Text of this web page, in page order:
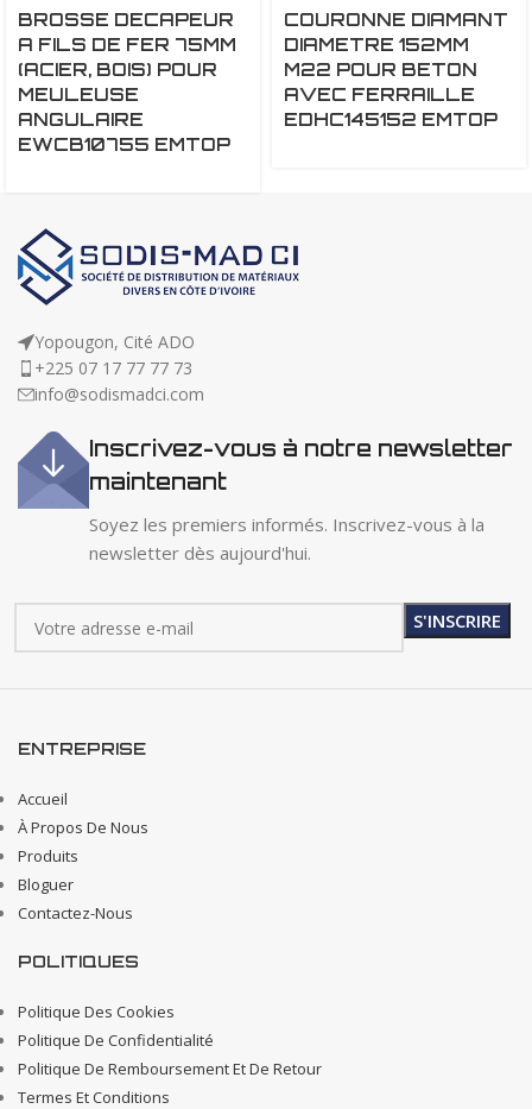
BROSSE DECAPEUR
A FILS DE FER 75MM
(ACIER, BOIS) POUR
MEULEUSE
ANGULAIRE
EWCB10755 EMTOP
COURONNE DIAMANT
DIAMETRE 152MM
M22 POUR BETON
AVEC FERRAILLE
EDHC145152 EMTOP
Yopougon, Cité ADO
+225 07 17 77 77 73
info@sodismadci.com
Inscrivez-vous à notre newsletter
maintenant
Soyez les premiers informés. Inscrivez-vous à la
newsletter dès aujourd'hui.
ENTREPRISE
Accueil
À Propos De Nous
Produits
Bloguer
Contactez-Nous
POLITIQUES
Politique Des Cookies
Politique De Confidentialité
Politique De Remboursement Et De Retour
Termes Et Conditions